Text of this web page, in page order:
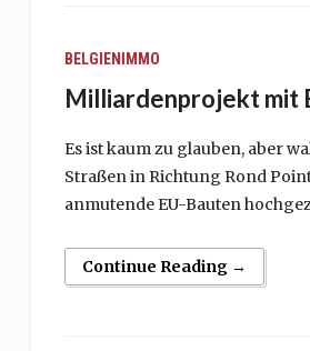
BELGIENIMMO
Milliardenprojekt mit
Es ist kaum zu glauben, aber
Straßen in Richtung Rond
anmutende EU-Bauten
Continue Reading →